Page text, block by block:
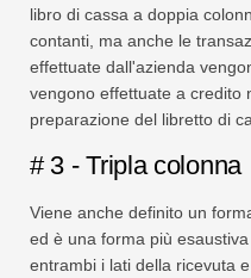
libro di cassa a doppia
contanti, ma anche le
effettuate dall'azienda
vengono effettuate a credito
preparazione del libretto di
# 3 - Tripla colonna
Viene anche definito un
ed è una forma più
entrambi i lati della ricevuta